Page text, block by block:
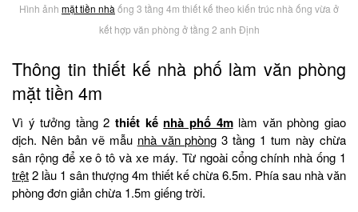
Hình ảnh mặt tiền nhà ống 3 tầng 4m thiết kế theo kiến trúc nhà ống vừa ở
kết hợp văn phòng ở tầng 2 anh Định
Thông tin thiết kế nhà phố làm văn phòng
mặt tiền 4m
Vì ý tưởng tầng 2thiết kế nhà phố 4mlàm văn phòng giao
dịch. Nên bản vẽ mẫu nhà văn phòng 3 tầng 1 tum này chừa
sân rộng để xe ô tô và xe máy. Từ ngoài cổng chính nhà ống 1
trệt2 lầu 1 sân thượng 4m thiết kế chừa 6.5m. Phía sau nhà văn
phòng đơn giản chừa 1.5m giếng trời.